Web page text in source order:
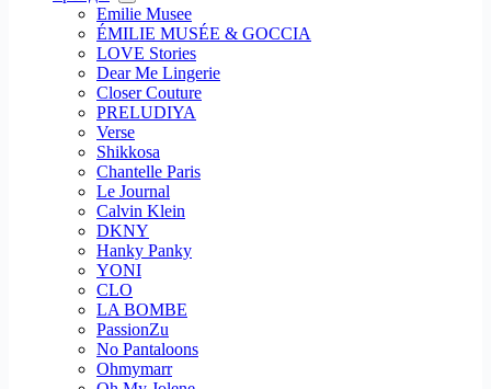
Emilie Musee
ÉMILIE MUSÉE & GOCCIA
LOVE Stories
Dear Me Lingerie
Closer Couture
PRELUDIYA
Verse
Shikkosa
Chantelle Paris
Le Journal
Calvin Klein
DKNY
Hanky Panky
YONI
CLO
LA BOMBE
PassionZu
No Pantaloons
Ohmymarr